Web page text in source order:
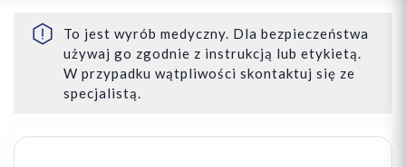
To jest wyrób medyczny. Dla bezpieczeństwa
używaj go zgodnie z instrukcją lub etykietą.
W przypadku wątpliwości skontaktuj się ze
specjalistą.